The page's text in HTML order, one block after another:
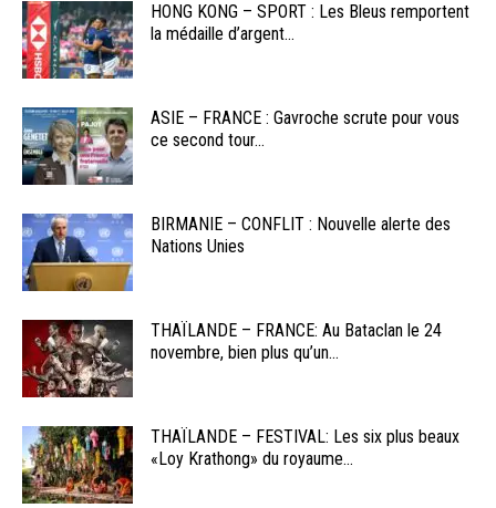
HONG KONG – SPORT : Les Bleus remportent
la médaille d’argent...
ASIE – FRANCE : Gavroche scrute pour vous
ce second tour...
BIRMANIE – CONFLIT : Nouvelle alerte des
Nations Unies
THAÏLANDE – FRANCE: Au Bataclan le 24
novembre, bien plus qu’un...
THAÏLANDE – FESTIVAL: Les six plus beaux
«Loy Krathong» du royaume...